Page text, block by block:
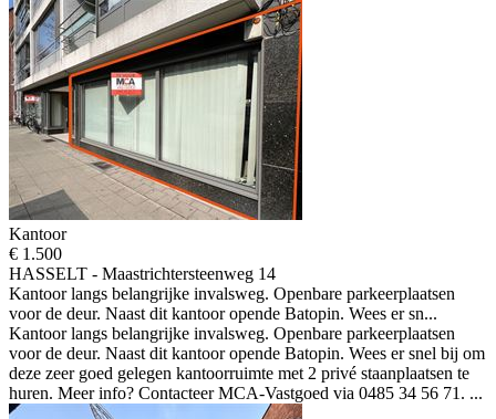
Kantoor
€ 1.500
HASSELT - Maastrichtersteenweg 14
Kantoor langs belangrijke invalsweg. Openbare parkeerplaatsen
voor de deur. Naast dit kantoor opende Batopin. Wees er sn...
Kantoor langs belangrijke invalsweg. Openbare parkeerplaatsen
voor de deur. Naast dit kantoor opende Batopin. Wees er snel bij om
deze zeer goed gelegen kantoorruimte met 2 privé staanplaatsen te
huren. Meer info? Contacteer MCA-Vastgoed via 0485 34 56 71. ...